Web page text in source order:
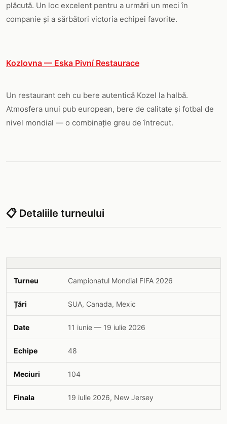
plăcută. Un loc excelent pentru a urmări un meci în
companie și a sărbători victoria echipei favorite.
Kozlovna — Eska Pivní Restaurace
Un restaurant ceh cu bere autentică Kozel la halbă.
Atmosfera unui pub european, bere de calitate și fotbal de
nivel mondial — o combinație greu de întrecut.
📋 Detaliile turneului
Turneu Campionatul Mondial FIFA 2026
Țări SUA, Canada, Mexic
Date 11 iunie — 19 iulie 2026
Echipe 48
Meciuri 104
Finala 19 iulie 2026, New Jersey